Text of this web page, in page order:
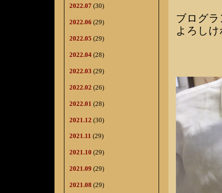
2022.07 (30)
2022.06 (29)
2022.05 (29)
2022.04 (28)
2022.03 (29)
2022.02 (26)
2022.01 (28)
2021.12 (30)
2021.11 (29)
2021.10 (29)
2021.09 (29)
2021.08 (29)
ブログ
よろし